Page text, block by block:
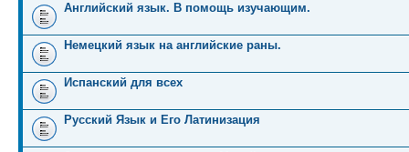
Английский язык. В помощь изучающим.
Немецкий язык на английские раны.
Испанский для всех
Русский Язык и Его Латинизация